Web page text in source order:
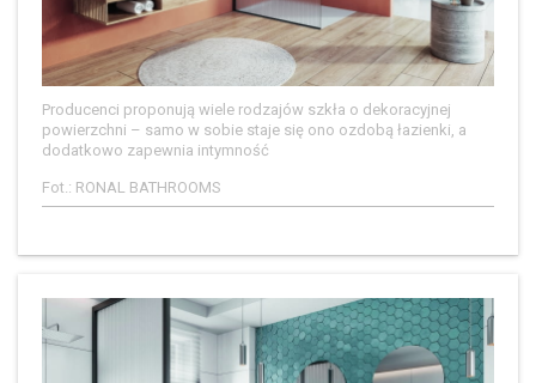
Producenci proponują wiele rodzajów szkła o dekoracyjnej
powierzchni – samo w sobie staje się ono ozdobą łazienki, a
dodatkowo zapewnia intymność
Fot.: RONAL BATHROOMS